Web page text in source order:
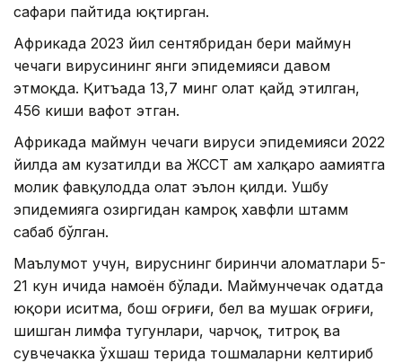
сафари пайтида юқтирган.
Африкада 2023 йил сентябридан бери маймун
чечаги вирусининг янги эпидемияси давом
этмоқда. Қитъада 13,7 минг ҳолат қайд этилган,
456 киши вафот этган.
Африкада маймун чечаги вируси эпидемияси 2022
йилда ҳам кузатилди ва ЖССТ ҳам халқаро аҳамиятга
молик фавқулодда ҳолат эълон қилди. Ушбу
эпидемияга ҳозиргидан камроқ хавфли штамм
сабаб бўлган.
Маълумот учун, вируснинг биринчи аломатлари 5-
21 кун ичида намоён бўлади. Маймунчечак одатда
юқори иситма, бош оғриғи, бел ва мушак оғриғи,
шишган лимфа тугунлари, чарчоқ, титроқ ва
сувчечакка ўхшаш терида тошмаларни келтириб